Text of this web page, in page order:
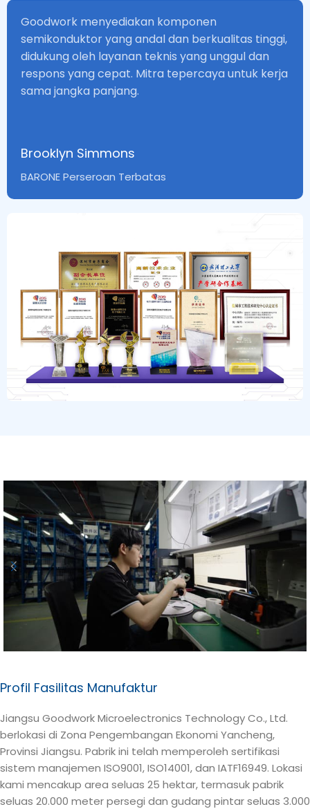
Goodwork menyediakan komponen
semikonduktor yang andal dan berkualitas tinggi,
didukung oleh layanan teknis yang unggul dan
respons yang cepat. Mitra tepercaya untuk kerja
sama jangka panjang.
Brooklyn Simmons
BARONE Perseroan Terbatas
Profil Fasilitas Manufaktur
Jiangsu Goodwork Microelectronics Technology Co., Ltd.
berlokasi di Zona Pengembangan Ekonomi Yancheng,
Provinsi Jiangsu. Pabrik ini telah memperoleh sertifikasi
sistem manajemen ISO9001, ISO14001, dan IATF16949. Lokasi
kami mencakup area seluas 25 hektar, termasuk pabrik
seluas 20.000 meter persegi dan gudang pintar seluas 3.000